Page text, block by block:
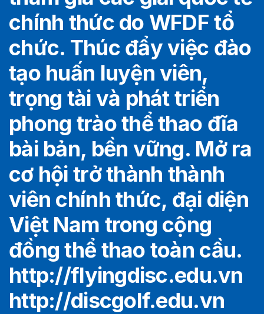
chính thức do WFDF tổ
chức. Thúc đẩy việc đào
tạo huấn luyện viên,
trọng tài và phát triển
phong trào thể thao đĩa
bài bản, bền vững. Mở ra
cơ hội trở thành thành
viên chính thức, đại diện
Việt Nam trong cộng
đồng thể thao toàn cầu.
http://flyingdisc.edu.vn
http://discgolf.edu.vn